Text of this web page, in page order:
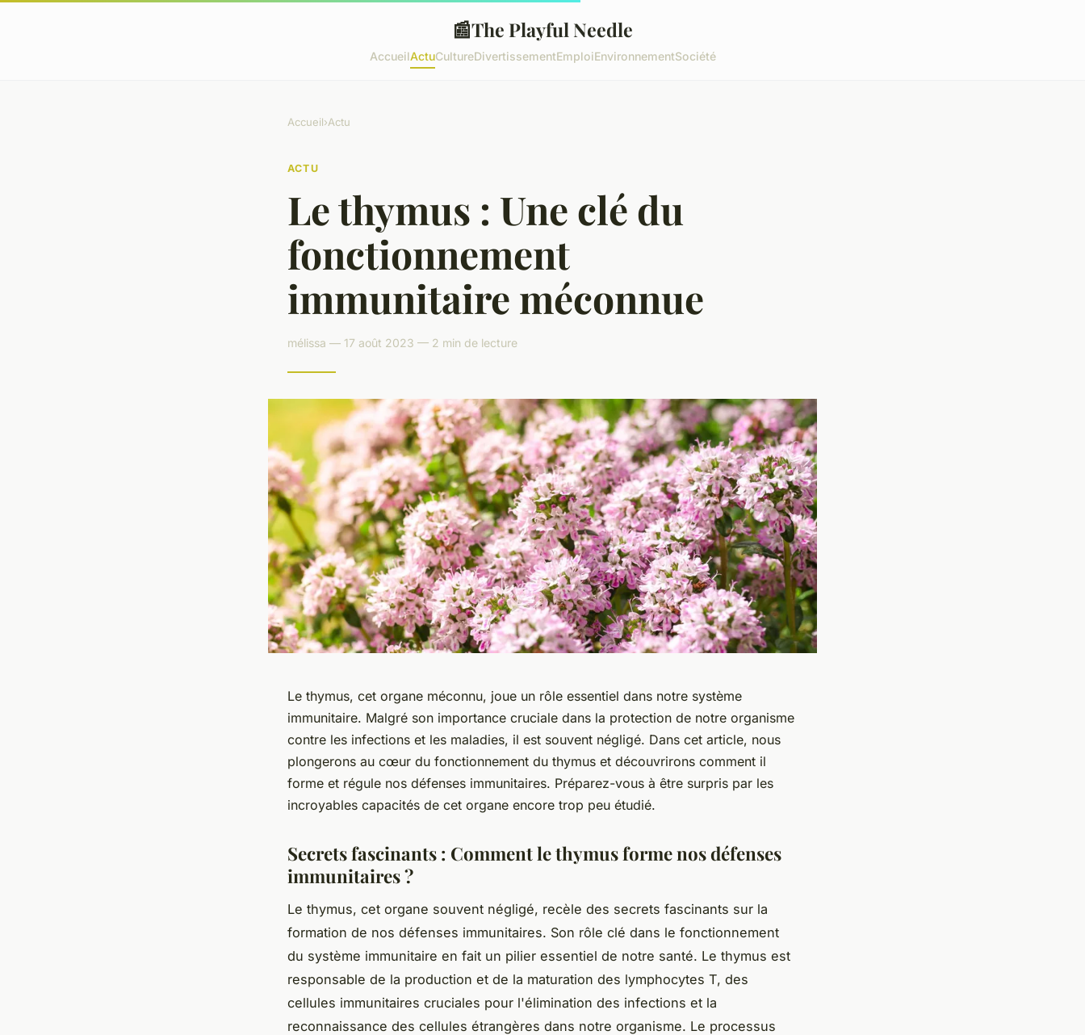
📰The Playful Needle
AccueilActuCultureDivertissementEmploiEnvironnementSociété
Accueil›Actu
ACTU
Le thymus : Une clé du
fonctionnement
immunitaire méconnue
mélissa — 17 août 2023 — 2 min de lecture
Le thymus, cet organe méconnu, joue un rôle essentiel dans notre système
immunitaire. Malgré son importance cruciale dans la protection de notre organisme
contre les infections et les maladies, il est souvent négligé. Dans cet article, nous
plongerons au cœur du fonctionnement du thymus et découvrirons comment il
forme et régule nos défenses immunitaires. Préparez-vous à être surpris par les
incroyables capacités de cet organe encore trop peu étudié.
Secrets fascinants : Comment le thymus forme nos défenses
immunitaires ?
Le thymus, cet organe souvent négligé, recèle des secrets fascinants sur la
formation de nos défenses immunitaires. Son rôle clé dans le fonctionnement
du système immunitaire en fait un pilier essentiel de notre santé. Le thymus est
responsable de la production et de la maturation des lymphocytes T, des
cellules immunitaires cruciales pour l'élimination des infections et la
reconnaissance des cellules étrangères dans notre organisme. Le processus